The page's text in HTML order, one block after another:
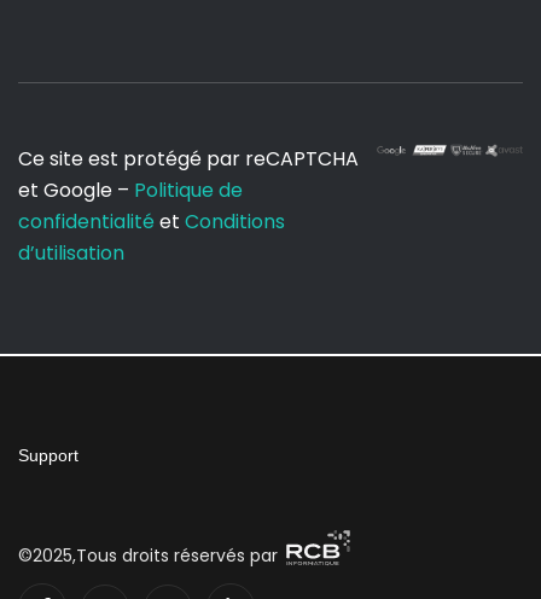
Ce site est protégé par reCAPTCHA
et Google – Politique de
confidentialité et Conditions
d’utilisation
Support
©2025,Tous droits réservés par